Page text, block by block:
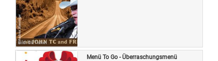
Bild: OETicket
Menü To Go - Überraschungsmenü